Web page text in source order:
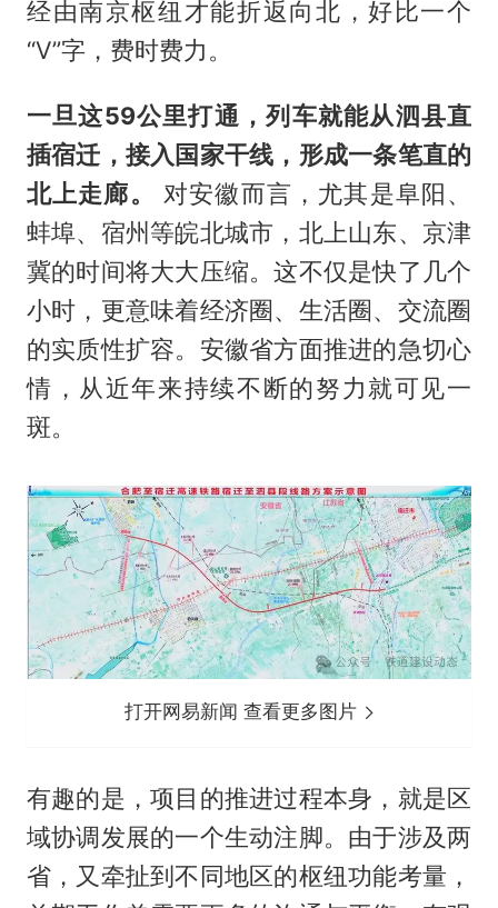
经由南京枢纽才能折返向北，好比一个
“V”字，费时费力。
一旦这59公里打通，列车就能从泗县直
插宿迁，接入国家干线，形成一条笔直的
北上走廊。
对安徽而言，尤其是阜阳、
蚌埠、宿州等皖北城市，北上山东、京津
冀的时间将大大压缩。这不仅是快了几个
小时，更意味着经济圈、生活圈、交流圈
的实质性扩容。安徽省方面推进的急切心
情，从近年来持续不断的努力就可见一
斑。
打开网易新闻 查看更多图片
有趣的是，项目的推进过程本身，就是区
域协调发展的一个生动注脚。由于涉及两
省，又牵扯到不同地区的枢纽功能考量，